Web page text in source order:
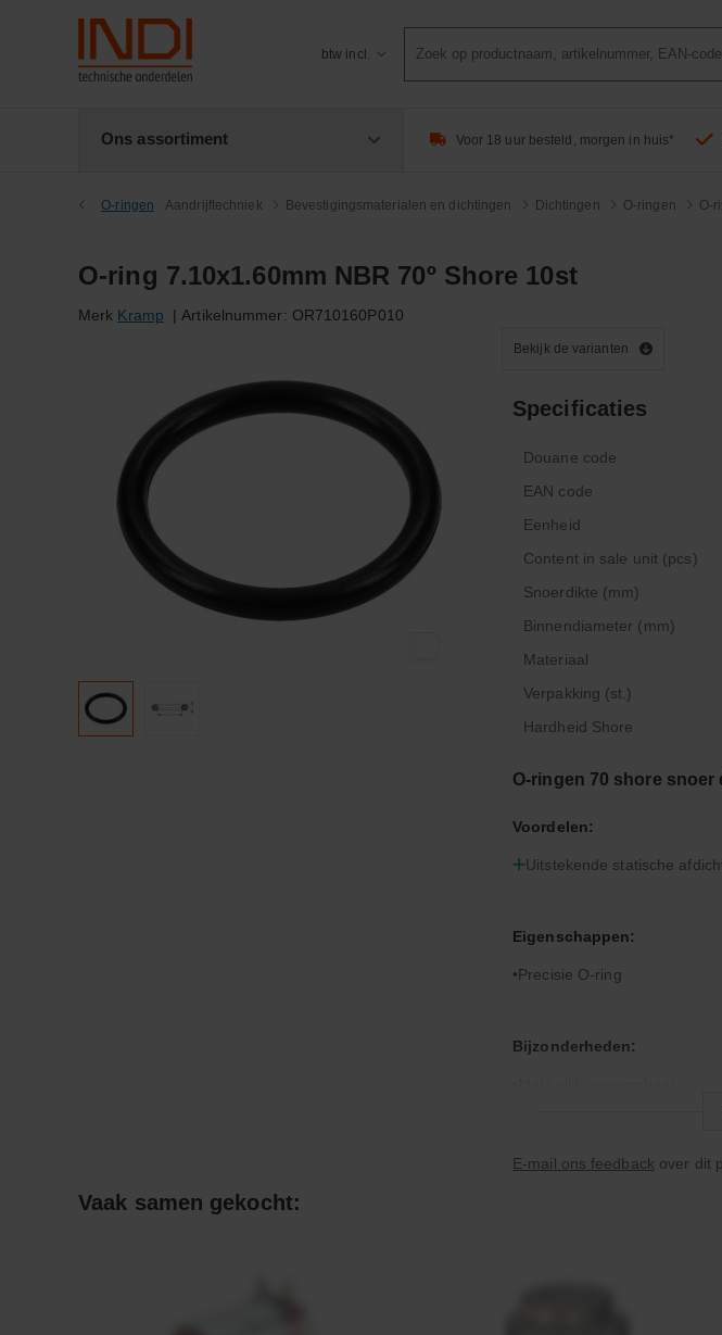
btw incl.
zoeken
Ons assortiment Voor 18 uur besteld, morgen in huis*
O-ringen Aandrijftechniek Bevestigingsmaterialen en dichtingen Dichtingen O-ringen O-
O-ring 7.10x1.60mm NBR 70º Shore 10st
Merk Kramp | Artikelnummer: OR710160P010
Bekijk de varianten
Specificaties
Douane code
EAN code
Eenheid
Content in sale unit (pcs)
Snoerdikte (mm)
Binnendiameter (mm)
Materiaal
Verpakking (st.)
Hardheid Shore
O-ringen 70 shore snoer
Voordelen:
Uitstekende statische
Eigenschappen:
Precisie O-ring
Bijzonderheden:
Toepassingsgebied:
E-mail ons feedback over dit
Vaak samen gekocht: